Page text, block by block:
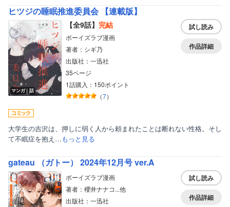
ヒツジの睡眠推進委員会 【連載版】
マンガ｜話
【全9話】 完結
ボーイズラブ漫画
著者：シギ乃
出版社：一迅社
35ページ
1話購入：150ポイント
（7）
試し読み
作品詳細
大学生の吉沢は、押しに弱く人から頼まれたことは断れない性格。そし
て不眠症を抱え…もっと見る
gateau （ガトー） 2024年12月号 ver.A
ボーイズラブ漫画
著者：櫻井ナナコ...他
出版社：一迅社
試し読み
作品詳細